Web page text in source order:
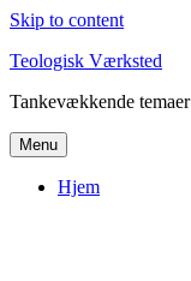
Skip to content
Teologisk Værksted
Tankevækkende temaer
Menu
Hjem